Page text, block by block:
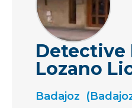
Detective
Lozano
Badajoz